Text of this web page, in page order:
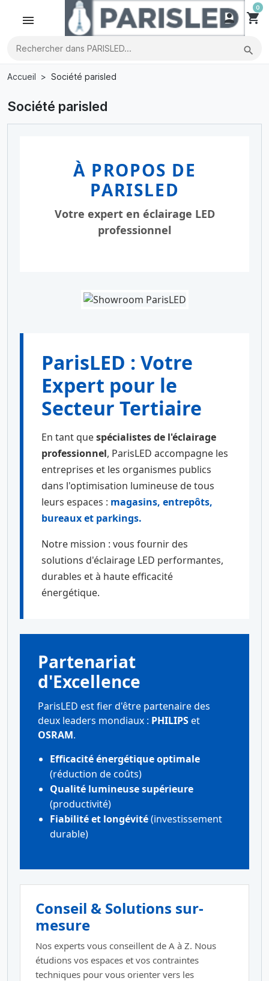
 shopping_cart
0
search
Accueil Société parisled
Société parisled
À PROPOS DE
PARISLED
Votre expert en éclairage LED
professionnel
ParisLED : Votre
Expert pour le
Secteur Tertiaire
En tant quespécialistes de l'éclairage
professionnel, ParisLED accompagne les
entreprises et les organismes publics
dans l'optimisation lumineuse de tous
leurs espaces : magasins, entrepôts,
bureaux et parkings.
Notre mission : vous fournir des
solutions d'éclairage LED performantes,
durables et à haute efficacité
énergétique.
Partenariat
d'Excellence
ParisLED est fier d'être partenaire des
deux leaders mondiaux : PHILIPSet
OSRAM.
Efficacité énergétique optimale
(réduction de coûts)
Qualité lumineuse supérieure
(productivité)
Fiabilité et longévité(investissement
durable)
Conseil & Solutions sur-
mesure
Nos experts vous conseillent de A à Z. Nous
étudions vos espaces et vos contraintes
techniques pour vous orienter vers les